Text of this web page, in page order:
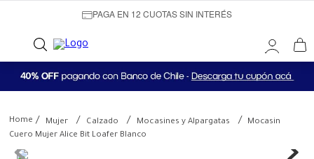
PAGA EN 12 CUOTAS SIN INTERÉS
Mujer Calzado Mocasines y Alpargatas
Mocasin
Cuero Mujer Alice Bit Loafer Blanco